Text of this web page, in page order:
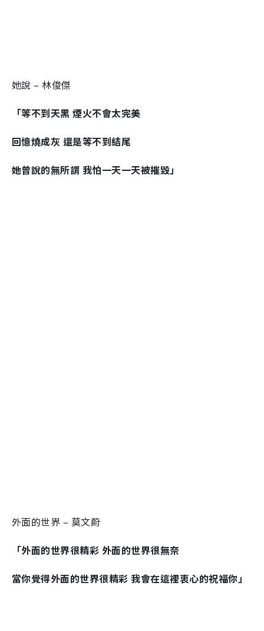
她說 – 林俊傑
「等不到天黑 煙火不會太完美
回憶燒成灰 還是等不到結尾
她曾說的無所謂 我怕一天一天被摧毀」
外面的世界 – 莫文蔚
「外面的世界很精彩 外面的世界很無奈
當你覺得外面的世界很精彩 我會在這裡衷心的祝福你」